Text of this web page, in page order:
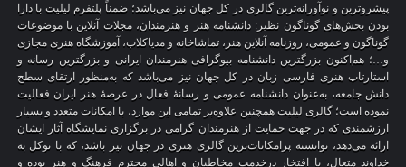
پیشروترین و نوآورانه‌ترین گالری در کل جهان نیز می‌باشد؛ ضمناً پلتفرم لیلیت با دارا
بودن بخش‌های گوناگون نظیر: دانشنامه هنر و هنرمندان، مجلات آنلاین با موضوعات
گوناگون و عمومی، روزنامه آنلاین هنر، تماشاخانه و مدیاکلاب، آموزشگاه هنری مجازی
و…؛ هم‌اکنون بزرگترین دانشنامه بیوگرافی هنرمندان ایرانی و بزرگترین رسانه و
استارتاپ هنری فارسی زبان در کل جهان نیز می‌باشد که به‌منظور ارتقای سطح
دانش جامعه، به‌عنوان دانشنامه عمومی و رسانهٔ فعال در عرصهٔ هنر ایران فعالیت
نموده است؛ گالری لیلیت همچنین علاوه‌بر تمامی این موارد، با امکانات متعدد و بسیار
ارزشمندی که در جهت حمایت از هنرمندان گرامی در برگزاری نمایشگاه آثار ایشان
ارائه می‌دهد، توانسته پرامکانات‌ترین گالری هنری در جهان نیز باشد، که با توکل به
خداوند متعال، با افتخار درخدمت مخاطبان و اهالی محترم فرهنگ و هنر بوده و